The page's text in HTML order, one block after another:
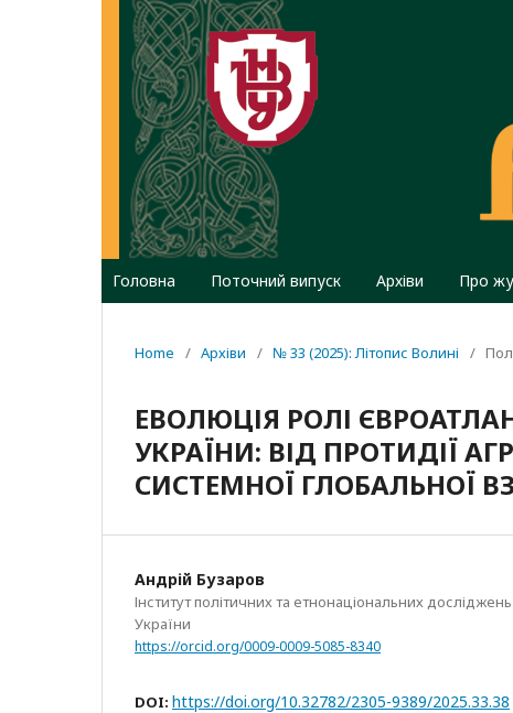
Головна Поточний випуск Архіви Про
Home / Архіви / № 33 (2025): Літопис Волині /
ЕВОЛЮЦІЯ РОЛІ
УКРАЇНИ: ВІД ПРОТИДІЇ
СИСТЕМНОЇ ГЛОБАЛЬНОЇ
Андрій Бузаров
Інститут політичних та етнонаціональних
України
https://orcid.org/0009-0009-5085-8340
DOI: https://doi.org/10.32782/2305-9389/2025.33.38